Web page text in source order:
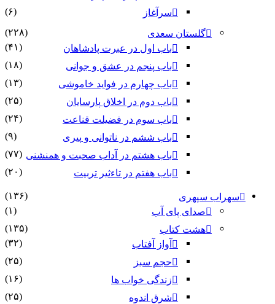
سرآغاز
(۶)
گلستان سعدی
(۲۲۸)
باب اول در عبرت پادشاهان
(۴۱)
باب پنجم در عشق و جوانى
(۱۸)
باب چهارم در فواید خاموشى
(۱۳)
باب دوم در اخلاق پارسایان
(۲۵)
باب سوم در فضیلت قناعت
(۲۴)
باب ششم در ناتوانى و پیرى
(۹)
باب هشتم در آداب صحبت و همنشنى (۷۷)
باب هفتم در تاءثیر تربیت
(۲۰)
سهراب سپهری
(۱۳۶)
صدای پای آب
(۱)
هشت کتاب
(۱۳۵)
آواز آفتاب
(۳۲)
حجم سبز
(۲۵)
زندگی خواب ها
(۱۶)
شرق اندوه
(۲۵)